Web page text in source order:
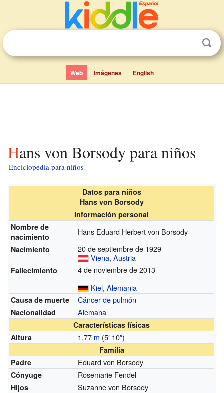
Web Imágenes English
Hans von Borsody para niños
Enciclopedia para niños
Datos para niños
Hans von Borsody
Información personal
Nombre de
nacimiento
Hans Eduard Herbert von Borsody
Nacimiento
20 de septiembre de 1929
Viena,Austria
Fallecimiento
4 de noviembre de 2013
Kiel,Alemania
Causa de muerte Cáncer de pulmón
Nacionalidad Alemana
Características físicas
Altura
1,77 m (5′ 10″)
Familia
Padre
Eduard von Borsody
Cónyuge Rosemarie Fendel
Hijos Suzanne von Borsody